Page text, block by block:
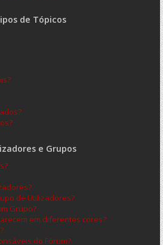
de Tópicos
e Grupos
de Utilizadores?
Grupo?
em diferentes cores?
do Fórum?